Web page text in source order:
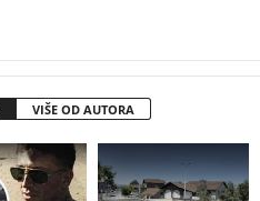
VIŠE OD AUTORA